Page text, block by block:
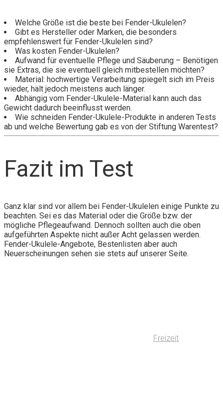
Welche Größe ist die beste bei Fender-Ukulelen?
Gibt es Hersteller oder Marken, die besonders
empfehlenswert für Fender-Ukulelen sind?
Was kosten Fender-Ukulelen?
Aufwand für eventuelle Pflege und Säuberung – Benötigen
sie Extras, die sie eventuell gleich mitbestellen möchten?
Material: hochwertige Verarbeitung spiegelt sich im Preis
wieder, hält jedoch meistens auch länger.
Abhängig vom Fender-Ukulele-Material kann auch das
Gewicht dadurch beeinflusst werden.
Wie schneiden Fender-Ukulele-Produkte in anderen Tests
ab und welche Bewertung gab es von der Stiftung Warentest?
Fazit im Test
Ganz klar sind vor allem bei Fender-Ukulelen einige Punkte zu
beachten. Sei es das Material oder die Größe bzw. der
mögliche Pflegeaufwand. Dennoch sollten auch die oben
aufgeführten Aspekte nicht außer Acht gelassen werden.
Fender-Ukulele-Angebote, Bestenlisten aber auch
Neuerscheinungen sehen sie stets auf unserer Seite.
Freizeit